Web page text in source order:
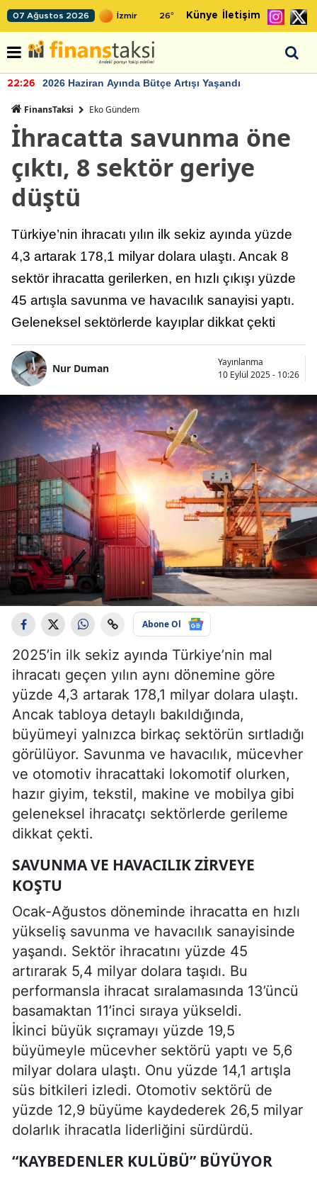
07 Ağustos 2026 26° Künye İletişim
22:26 2026 Haziran Ayında Bütçe Artışı Yaşandı
FinansTaksi Eko Gündem
İhracatta savunma öne
çıktı, 8 sektör geriye
düştü
Türkiye’nin ihracatı yılın ilk sekiz ayında yüzde
4,3 artarak 178,1 milyar dolara ulaştı. Ancak 8
sektör ihracatta gerilerken, en hızlı çıkışı yüzde
45 artışla savunma ve havacılık sanayisi yaptı.
Geleneksel sektörlerde kayıplar dikkat çekti
Nur Duman
Yayınlanma
10 Eylül 2025 - 10:26
Abone Ol
2025’in ilk sekiz ayında Türkiye’nin mal
ihracatı geçen yılın aynı dönemine göre
yüzde 4,3 artarak 178,1 milyar dolara ulaştı.
Ancak tabloya detaylı bakıldığında,
büyümeyi yalnızca birkaç sektörün sırtladığı
görülüyor. Savunma ve havacılık, mücevher
ve otomotiv ihracattaki lokomotif olurken,
hazır giyim, tekstil, makine ve mobilya gibi
geleneksel ihracatçı sektörlerde gerileme
dikkat çekti.
SAVUNMA VE HAVACILIK ZIRVEYE
KOŞTU
Ocak-Ağustos döneminde ihracatta en hızlı
yükseliş savunma ve havacılık sanayisinde
yaşandı. Sektör ihracatını yüzde 45
artırarak 5,4 milyar dolara taşıdı. Bu
performansla ihracat sıralamasında 13’üncü
basamaktan 11’inci sıraya yükseldi.
İkinci büyük sıçramayı yüzde 19,5
büyümeyle mücevher sektörü yaptı ve 5,6
milyar dolara ulaştı. Onu yüzde 14,1 artışla
süs bitkileri izledi. Otomotiv sektörü de
yüzde 12,9 büyüme kaydederek 26,5 milyar
dolarlık ihracatla liderliğini sürdürdü.
“KAYBEDENLER KULÜBÜ” BÜYÜYOR